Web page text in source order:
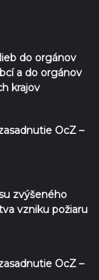
do orgánov
a do orgánov
krajov
OcZ –
zvýšeného
vzniku požiaru
OcZ –